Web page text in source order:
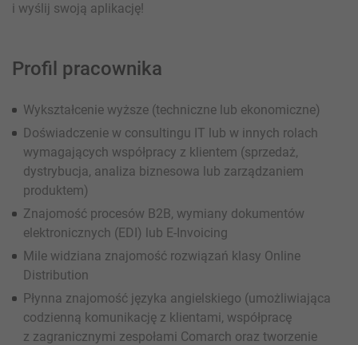
i wyślij swoją aplikację!
Profil pracownika
Wykształcenie wyższe (techniczne lub ekonomiczne)
Doświadczenie w consultingu IT lub w innych rolach
wymagających współpracy z klientem (sprzedaż,
dystrybucja, analiza biznesowa lub zarządzaniem
produktem)
Znajomość procesów B2B, wymiany dokumentów
elektronicznych (EDI) lub E-Invoicing
Mile widziana znajomość rozwiązań klasy Online
Distribution
Płynna znajomość języka angielskiego (umożliwiająca
codzienną komunikację z klientami, współpracę
z zagranicznymi zespołami Comarch oraz tworzenie